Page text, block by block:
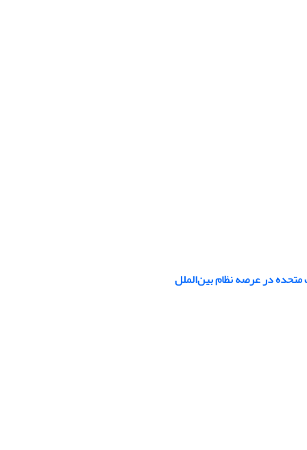
در عرصه نظام بین‌الملل